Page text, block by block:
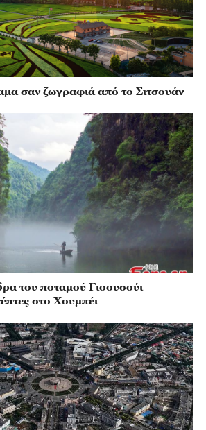
σαν ζωγραφιά από το Σιτσουάν
του ποταμού Γιοουσούι
στο Χουμπέι